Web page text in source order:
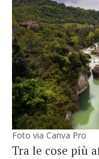
Foto via Canva Pro
Tra le cose più